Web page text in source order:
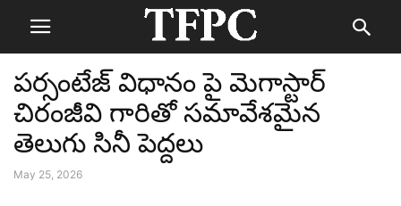
పర్సంటేజ్ విధానం పై మెగాస్టార్
చిరంజీవి గారితో సమావేశమైన
తెలుగు సినీ పెద్దలు
May 25, 2026